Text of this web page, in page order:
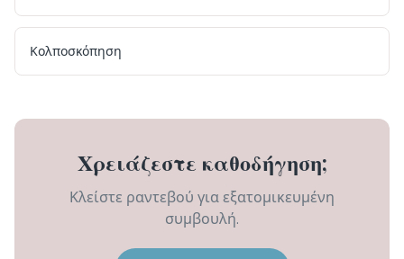
Κολποσκόπηση
Χρειάζεστε καθοδήγηση;
Κλείστε ραντεβού για εξατομικευμένη
συμβουλή.